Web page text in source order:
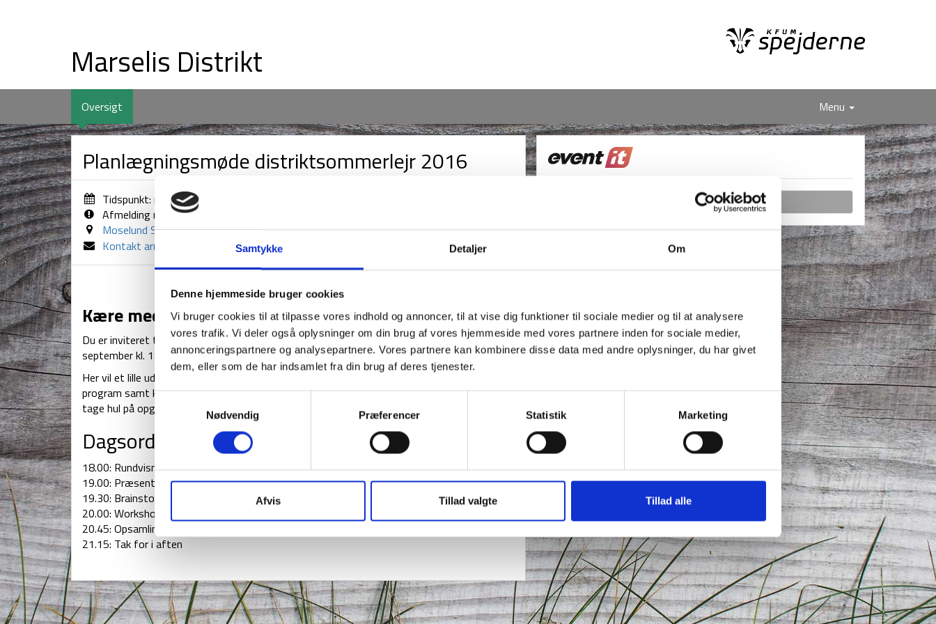
Samtykke Detaljer Om
Denne hjemmeside bruger cookies
Vi bruger cookies til at tilpasse vores indhold og annoncer, til at vise dig funktioner til sociale medier og til at analysere
vores trafik. Vi deler også oplysninger om din brug af vores hjemmeside med vores partnere inden for sociale medier,
annonceringspartnere og analysepartnere. Vores partnere kan kombinere disse data med andre oplysninger, du har givet
dem, eller som de har indsamlet fra din brug af deres tjenester.
Samtykkevalg
Nødvendig
Præferencer Statistik Marketing
Afvis Tillad valgte Tillad alle
Marselis Distrikt
Oversigt Menu
Planlægningsmøde distriktsommerlejr 2016
Tidspunkt: mandag den 21. september 2015 kl. 18.00 - 23.00
Afmelding mulig frem til torsdag den 20. august 2015 kl. 22.59
Moselund Spejdercenter
Kontakt arrangør
Kære medleder i Marselis Distrikt
Du er inviteret til KICKSTART af distriktssommerlejren 2016. Det sker mandag den 21.
september kl. 18.00 til 21.15 på Moselund Spejdercenter.
Her vil et lille udvalg, som blev nedsat på distriktsmødet den 20. august, præsentere
program samt komme med deres bud på organiseringen af lejren. Ligeledes vil vi sammen
tage hul på opgaven med at udfylde ugens program.
Dagsorden
18.00: Rundvisning på Moselund og aftensmad
19.00: Præsentation af program, tema og foreløbig struktur
19.30: Brainstorm om fastlagte emner
20.00: Workshop om emnerne
20.45: Opsamling
21.15: Tak for i aften
UDSOLGT